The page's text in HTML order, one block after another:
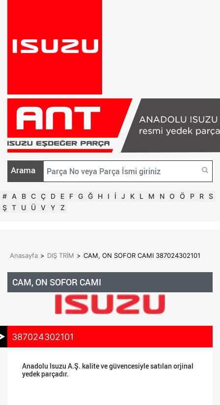
Arama
# A B C Ç D E F G Ğ H I İ J K L M N O Ö P R S
Ş T U Ü V Y Z
Anasayfa > DIŞ TRİM > CAM, ON SOFOR CAMI 387024302101
CAM, ON SOFOR CAMI
387024302101
Anadolu Isuzu A.Ş. kalite ve güvencesiyle satılan orjinal
yedek parçadır.